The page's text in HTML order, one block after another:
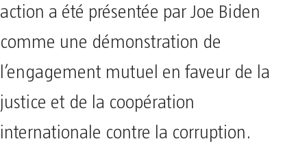
action a été présentée par Joe Biden
comme une démonstration de
l’engagement mutuel en faveur de la
justice et de la coopération
internationale contre la corruption.